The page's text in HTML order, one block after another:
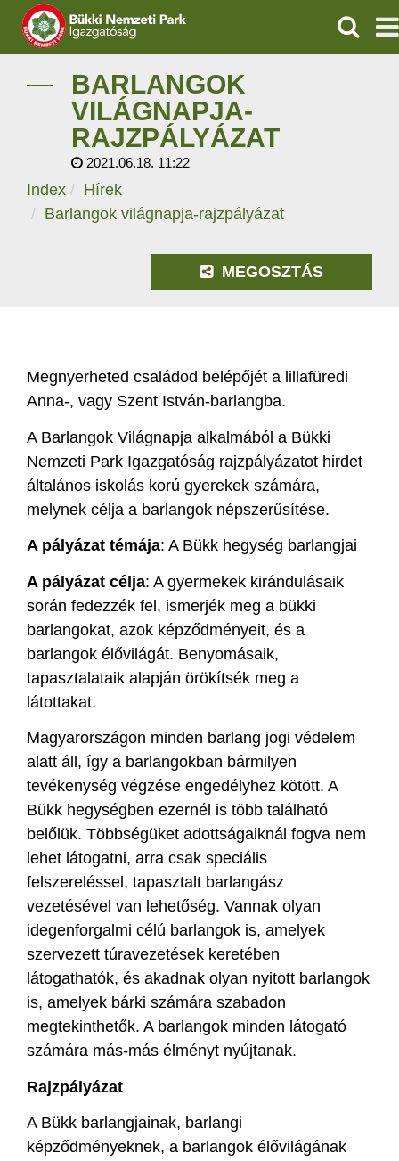
IGAZGATÓSÁG
TERMÉSZETVÉDELEM
VÍZVÉDELEM
ÖKOTURIZMUS
BARLANGOK
VILÁGNAPJA-
RAJZPÁLYÁZAT
2021.06.18. 11:22
Index
Hírek
Barlangok világnapja-rajzpályázat
MEGOSZTÁS
Megnyerheted családod belépőjét a lillafüredi
Anna-, vagy Szent István-barlangba.
A Barlangok Világnapja alkalmából a Bükki
Nemzeti Park Igazgatóság rajzpályázatot hirdet
általános iskolás korú gyerekek számára,
melynek célja a barlangok népszerűsítése.
A pályázat témája: A Bükk hegység barlangjai
A pályázat célja: A gyermekek kirándulásaik
során fedezzék fel, ismerjék meg a bükki
barlangokat, azok képződményeit, és a
barlangok élővilágát. Benyomásaik,
tapasztalataik alapján örökítsék meg a
látottakat.
Magyarországon minden barlang jogi védelem
alatt áll, így a barlangokban bármilyen
tevékenység végzése engedélyhez kötött. A
Bükk hegységben ezernél is több található
belőlük. Többségüket adottságaiknál fogva nem
lehet látogatni, arra csak speciális
felszereléssel, tapasztalt barlangász
vezetésével van lehetőség. Vannak olyan
idegenforgalmi célú barlangok is, amelyek
szervezett túravezetések keretében
látogathatók, és akadnak olyan nyitott barlangok
is, amelyek bárki számára szabadon
megtekinthetők. A barlangok minden látogató
számára más-más élményt nyújtanak.
Rajzpályázat
A Bükk barlangjainak, barlangi
képződményeknek, a barlangok élővilágának